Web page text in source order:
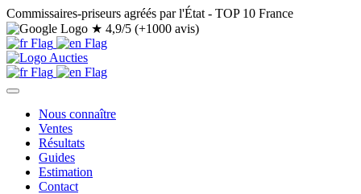
Commissaires-priseurs agréés par l'État - TOP 10 France
★ 4,9/5 (+1000 avis)
Nous connaître
Ventes
Résultats
Guides
Estimation
Contact